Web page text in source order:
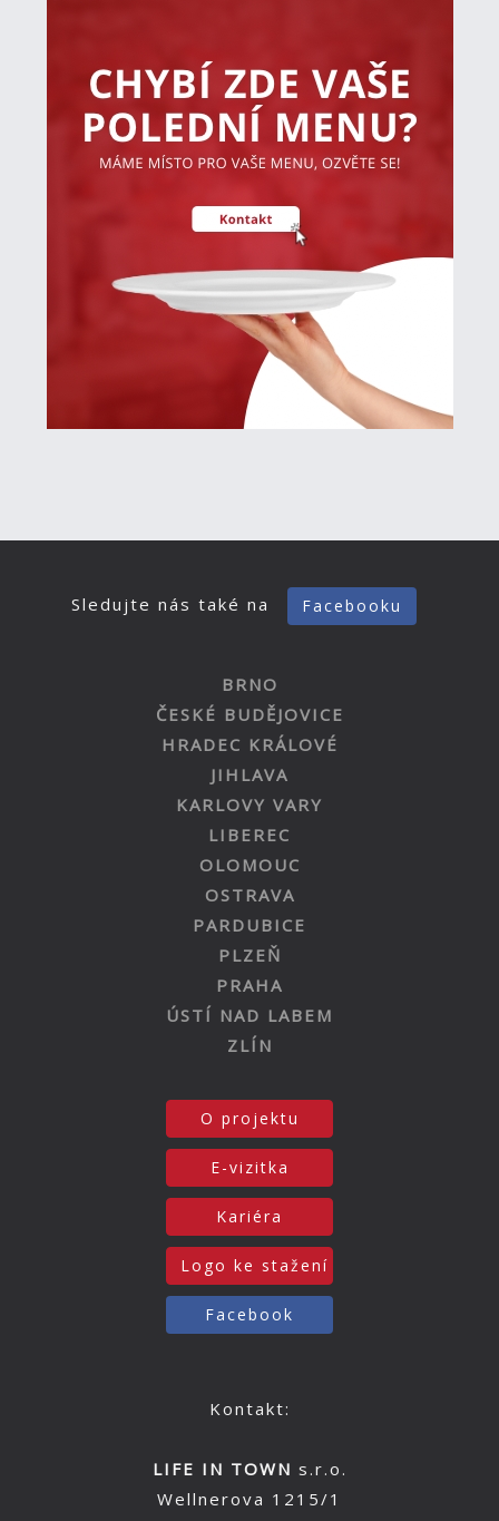
Sledujte nás také na Facebooku
BRNO
ČESKÉ BUDĚJOVICE
HRADEC KRÁLOVÉ
JIHLAVA
KARLOVY VARY
LIBEREC
OLOMOUC
OSTRAVA
PARDUBICE
PLZEŇ
PRAHA
ÚSTÍ NAD LABEM
ZLÍN
O projektu
E-vizitka
Kariéra
Logo ke stažení
Facebook
Kontakt:
LIFE IN TOWN s.r.o.
Wellnerova 1215/1